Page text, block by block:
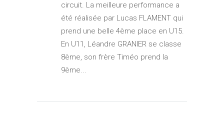
circuit. La meilleure performance a
été réalisée par Lucas FLAMENT qui
prend une belle 4ème place en U15.
En U11, Léandre GRANIER se classe
8ème, son frère Timéo prend la
9ème...